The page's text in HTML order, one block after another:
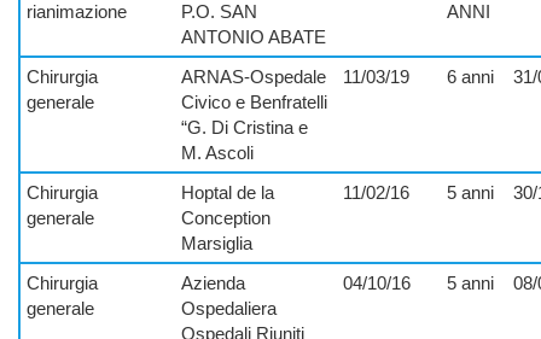
rianimazione
P.O. SAN
ANTONIO ABATE
ANNI
Chirurgia
generale
ARNAS-Ospedale
Civico e Benfratelli
“G. Di Cristina e
M. Ascoli
11/03/19 6 anni 31/
Chirurgia
generale
Hoptal de la
Conception
Marsiglia
11/02/16 5 anni 30/
Chirurgia
generale
Azienda
Ospedaliera
Ospedali Riuniti
04/10/16 5 anni 08/